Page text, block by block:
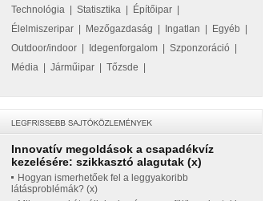
Technológia
Statisztika Építőipar
Élelmiszeripar
Mezőgazdaság Ingatlan Egyéb
Outdoor/indoor
Idegenforgalom Szponzoráció
Média
Járműipar Tőzsde
Innovatív megoldások a csapadékvíz
kezelésére: szikkasztó alagutak (x)
Hogyan ismerhetőek fel a leggyakoribb
látásproblémák? (x)